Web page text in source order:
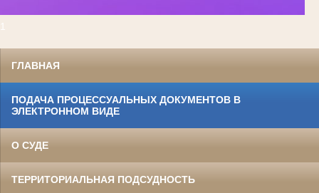
ГЛАВНАЯ
ПОДАЧА ПРОЦЕССУАЛЬНЫХ ДОКУМЕНТОВ В
ЭЛЕКТРОННОМ ВИДЕ
О СУДЕ
ТЕРРИТОРИАЛЬНАЯ ПОДСУДНОСТЬ